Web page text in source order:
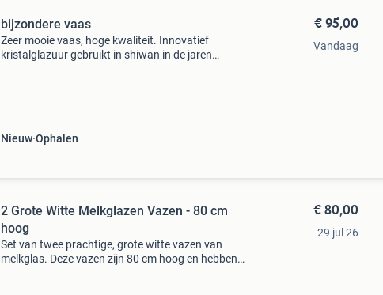
bijzondere vaas
Zeer mooie vaas, hoge kwaliteit. Innovatief
kristalglazuur gebruikt in shiwan in de jaren
Nieuw Ophalen
€ 95,00
Vandaag
2 Grote Witte Melkglazen Vazen - 80 cm
hoog
Set van twee prachtige, grote witte vazen van
melkglas. Deze vazen zijn 80 cm hoog en hebben
€ 80,00
29 jul 26